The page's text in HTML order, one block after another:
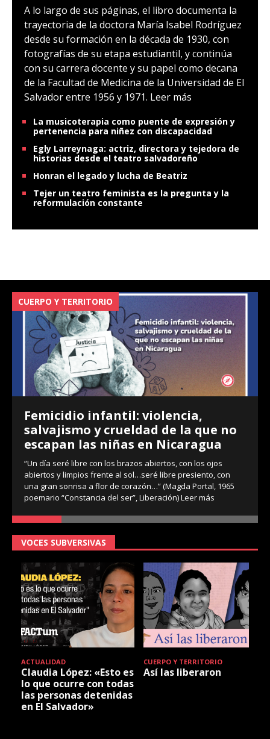
A lo largo de sus páginas, el libro documenta la
trayectoria de la doctora María Isabel Rodríguez
desde su formación en la década de 1930, con
fotografías de su etapa estudiantil, y continúa
con su carrera docente y su papel como decana
de la Facultad de Medicina de la Universidad de El
Salvador entre 1956 y 1971. Leer más
La musicoterapia como puente de expresión y
pertenencia para niñez con discapacidad
Egly Larreynaga: actriz, directora y tejedora de
historias desde el teatro salvadoreño
Honran el legado y lucha de Beatriz
Tejer un teatro feminista es la pregunta y la
reformulación constante
CUERPO Y TERRITORIO
Femicidio infantil: violencia,
salvajismo y crueldad de la que no
escapan las niñas en Nicaragua
“Un día seré libre con los brazos abiertos, con los ojos
abiertos y limpios frente al sol…seré libre presiento, con
una gran sonrisa a flor de corazón…” (Magda Portal, 1965
poemario “Constancia del ser”, Liberación)Leer más
VOCES SUBVERSIVAS
ACTUALIDAD
Claudia López: «Esto es
lo que ocurre con todas
las personas detenidas
en El Salvador»
CUERPO Y TERRITORIO
Así las liberaron